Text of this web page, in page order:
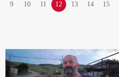
9 10 11 12 13 14 15